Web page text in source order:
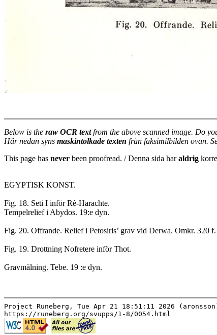
Below is the raw OCR textfrom the above scanned image. Do
Här nedan syns maskintolkade texten från faksimilbilden ovan.
This page has never been proofread. / Denna sida haraldrig
EGYPTISK KONST.
Fig. 18. Seti I inför Rè-Harachte.
Tempelrelief i Abydos. 19:e dyn.
Fig. 20. Offrande. Relief i Petosiris’ grav vid Derwa. Omkr. 320
Fig. 19. Drottning Nofretere inför Thot.
Project Runeberg, Tue Apr 21 18:51:11 2026
https://runeberg.org/svupps/1-8/0054.html